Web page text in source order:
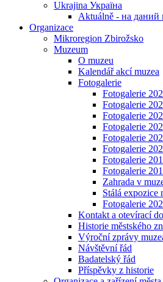
Ukrajina Україна
Aktuálně - на даний
Organizace
Mikroregion Zbirožsko
Muzeum
O muzeu
Kalendář akcí muzea
Fotogalerie
Fotogalerie
Fotogalerie
Fotogalerie
Fotogalerie
Fotogalerie
Fotogalerie
Fotogalerie
Fotogalerie
Zahrada v
Stálá expozice
Fotogalerie
Kontakt a otevírací
Historie městského
Výroční zprávy
Návštěvní řád
Badatelský řád
Příspěvky z historie